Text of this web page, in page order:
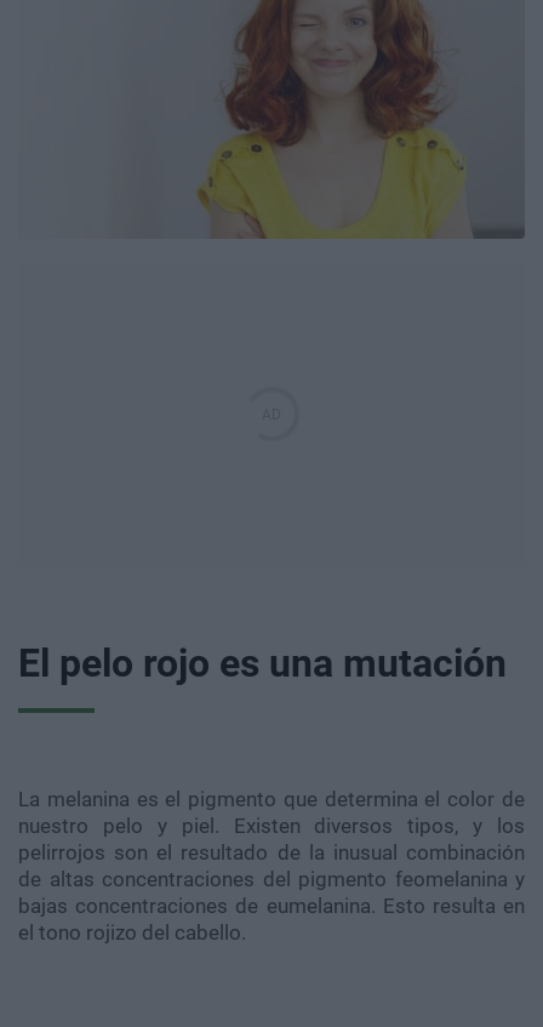
El pelo rojo es una mutación
La melanina es el pigmento que determina el color de
nuestro pelo y piel. Existen diversos tipos, y los
pelirrojos son el resultado de la inusual combinación
de altas concentraciones del pigmento feomelanina y
bajas concentraciones de eumelanina. Esto resulta en
el tono rojizo del cabello.